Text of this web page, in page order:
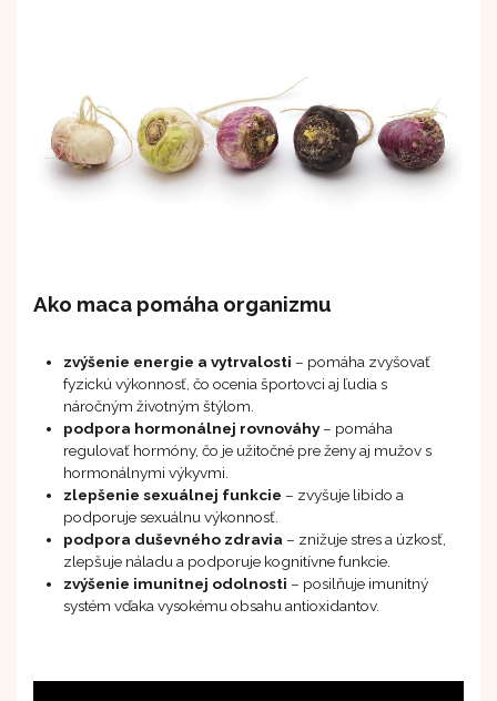
Ako maca pomáha organizmu
zvýšenie energie a vytrvalosti – pomáha zvyšovať
fyzickú výkonnosť, čo ocenia športovci aj ľudia s
náročným životným štýlom.
podpora hormonálnej rovnováhy– pomáha
regulovať hormóny, čo je užitočné pre ženy aj mužov s
hormonálnymi výkyvmi.
zlepšenie sexuálnej funkcie – zvyšuje libido a
podporuje sexuálnu výkonnosť.
podpora duševného zdravia – znižuje stres a úzkosť,
zlepšuje náladu a podporuje kognitívne funkcie.
zvýšenie imunitnej odolnosti – posilňuje imunitný
systém vďaka vysokému obsahu antioxidantov.